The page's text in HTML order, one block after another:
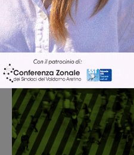
Ultime Notizie